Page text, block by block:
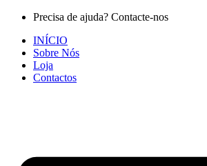
Pular
conteúdo
Precisa de ajuda? Contacte-nos
INÍCIO
Sobre Nós
Loja
Contactos